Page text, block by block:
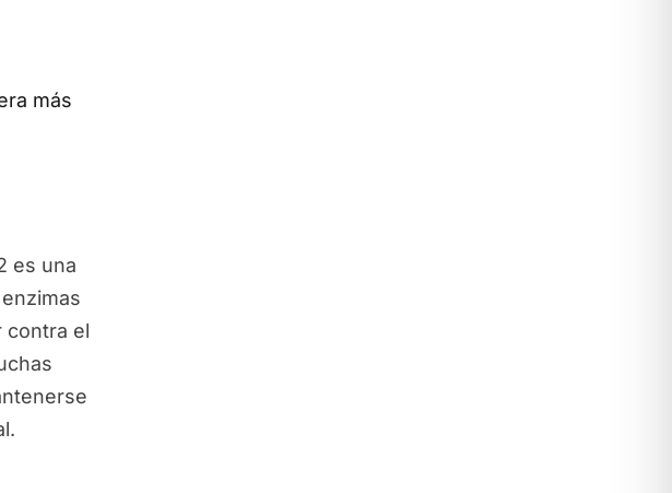
más
es una
contra el